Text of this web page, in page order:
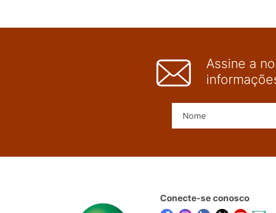
Assine a
Conecte-se conosco